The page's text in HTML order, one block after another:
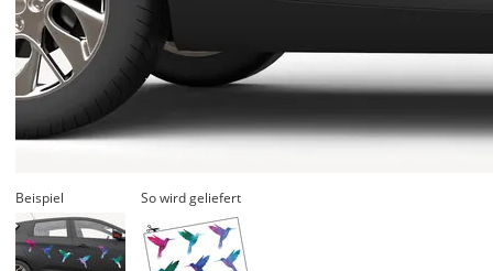
Beispiel So wird geliefert